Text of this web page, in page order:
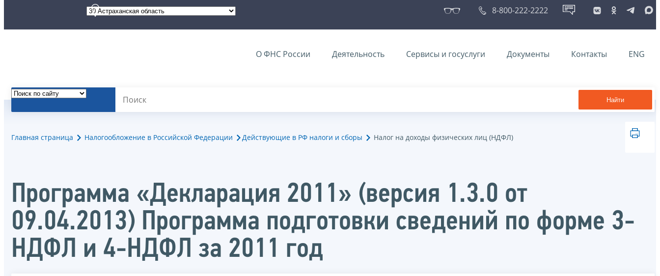
8-800-222-2222
О ФНС России Деятельность Сервисы и госуслуги Документы Контакты ENG
Найти
Главная страница Налогообложение в Российской Федерации Действующие в РФ налоги и сборы Налог на доходы физических лиц (НДФЛ)
Программа «Декларация 2011» (версия 1.3.0 от
09.04.2013) Программа подготовки сведений по форме 3-
НДФЛ и 4-НДФЛ за 2011 год